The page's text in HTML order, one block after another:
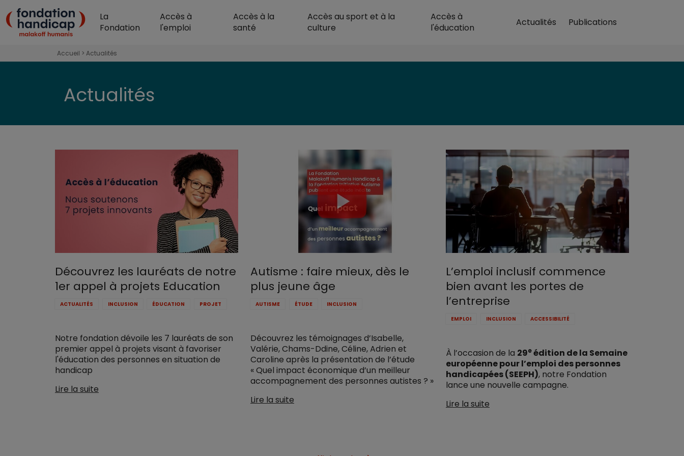
Fondation Handicap Malakoff Humanis Accueil
La
Fondation
Accès à
l'emploi
Accès à la
santé
Accès au sport et à la
culture
Accès à
l'éducation
Actualités Publications
Accueil Actualités
Actualités
Découvrez les lauréats de notre
1er appel à projets Education
ACTUALITÉS INCLUSION ÉDUCATION PROJET
Notre fondation dévoile les 7 lauréats de son
premier appel à projets visant à favoriser
l'éducation des personnes en situation de
handicap
Lire la suite
Autisme : faire mieux, dès le
plus jeune âge
AUTISME ÉTUDE INCLUSION
Découvrez les témoignages d’Isabelle,
Valérie, Chams-Ddine, Céline, Adrien et
Caroline après la présentation de l’étude
« Quel impact économique d’un meilleur
accompagnement des personnes autistes ? »
Lire la suite
L’emploi inclusif commence
bien avant les portes de
l’entreprise
EMPLOI INCLUSION ACCESSIBILITÉ
À l’occasion de la 29eédition de la Semaine
européenne pour l’emploi des personnes
handicapées (SEEPH), notre Fondation
lance une nouvelle campagne.
Lire la suite